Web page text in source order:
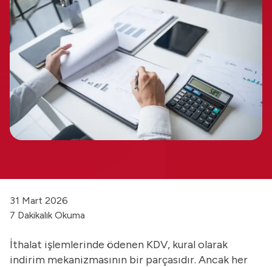
31 Mart 2026
7 Dakikalık Okuma
İthalat işlemlerinde ödenen KDV, kural olarak
indirim mekanizmasının bir parçasıdır. Ancak her